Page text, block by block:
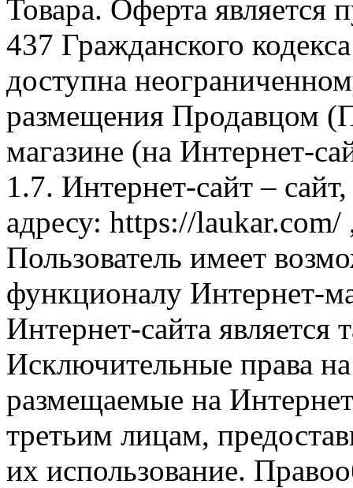
Товара. Оферта является
437 Гражданского
доступна
размещения Продавцом
магазине (на Интернет-
1.7. Интернет-сайт –
адресу: https://laukar.com/
Пользователь имеет
функционалу Интернет-
Интернет-сайта
Исключительные права
размещаемые на
третьим лицам,
их использование.